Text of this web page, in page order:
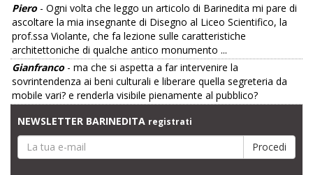
Piero- Ogni volta che leggo un articolo di Barinedita mi pare di
ascoltare la mia insegnante di Disegno al Liceo Scientifico, la
prof.ssa Violante, che fa lezione sulle caratteristiche
architettoniche di qualche antico monumento ...
Gianfranco- ma che si aspetta a far intervenire la
sovrintendenza ai beni culturali e liberare quella segreteria da
mobile vari? e renderla visibile pienamente al pubblico?
NEWSLETTER BARINEDITA registrati